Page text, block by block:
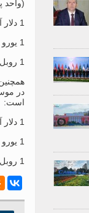
(واحد
1 دلار آمریکا – 9.2728 سامانی؛
1 یورو – 10.6053 سامانی؛
1 روبل روسیه 0.1216 سامانی است.
در
است:
1 دلار آمریکا از 9.2900 الی 9.3000 سامانی؛
1 یورو از 10.5000 الی 10.7000 سامانی؛
1 روبل روسیه از 0.1110 الی 0.1228 سامانی.